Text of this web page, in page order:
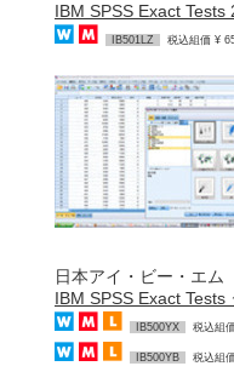
IBM SPSS Exact Tests
IB501LZ 税込組価 ¥
日本アイ・ビー・エム
IBM SPSS Exact Tests
IB500YX 税込組
IB500YB 税込組